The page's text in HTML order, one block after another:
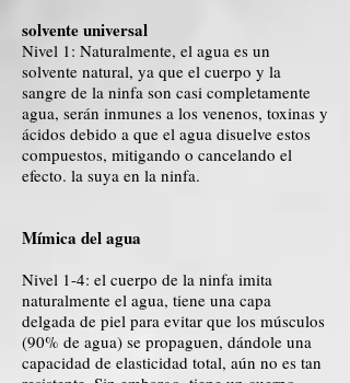
solvente universal
Nivel 1: Naturalmente, el agua es un
solvente natural, ya que el cuerpo y la
sangre de la ninfa son casi completamente
agua, serán inmunes a los venenos, toxinas y
ácidos debido a que el agua disuelve estos
compuestos, mitigando o cancelando el
efecto. la suya en la ninfa.
Mímica del agua
Nivel 1-4: el cuerpo de la ninfa imita
naturalmente el agua, tiene una capa
delgada de piel para evitar que los músculos
(90% de agua) se propaguen, dándole una
capacidad de elasticidad total, aún no es tan